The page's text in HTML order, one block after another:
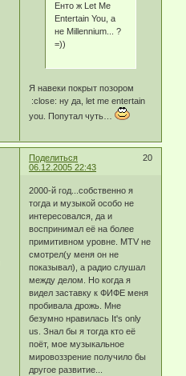
Енто ж Let Me
Entertain You, а
не Millennium... ?
=))
Я навеки покрыт позором
:close: ну да, let me entertain
you. Попутал чуть…
Поделиться
20
06.12.2005 22:43
2000-й год...собственно я
тогда и музыкой особо не
интересовался, да и
воспринимал её на более
примитивном уровне. MTV не
смотрел(у меня он не
показывал), а радио слушал
между делом. Но когда я
видел заставку к ФИФЕ меня
пробивала дрожь. Мне
безумно нравилась It's only
us. Знал бы я тогда кто её
поёт, мое музыкальное
мировоззрение получило бы
другое развитие...